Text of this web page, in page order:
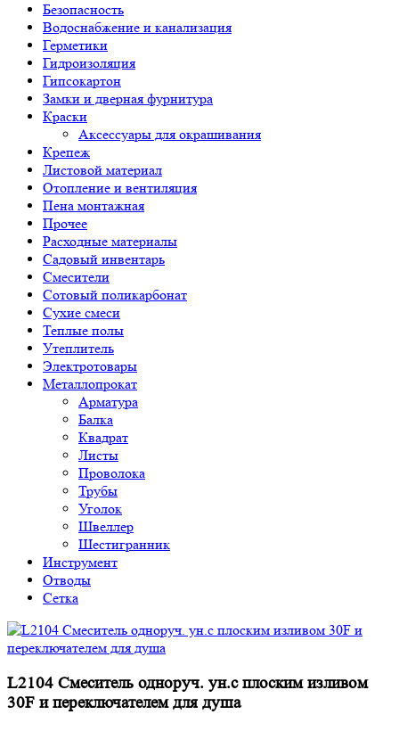
Безопасность
Водоснабжение и канализация
Герметики
Гидроизоляция
Гипсокартон
Замки и дверная фурнитура
Краски
Аксессуары для окрашивания
Крепеж
Листовой материал
Отопление и вентиляция
Пена монтажная
Прочее
Расходные материалы
Садовый инвентарь
Смесители
Сотовый поликарбонат
Сухие смеси
Теплые полы
Утеплитель
Электротовары
Металлопрокат
Арматура
Балка
Квадрат
Листы
Проволока
Трубы
Уголок
Швеллер
Шестигранник
Инструмент
Отводы
Сетка
L2104 Смеситель одноруч. ун.с плоским изливом
30F и переключателем для душа